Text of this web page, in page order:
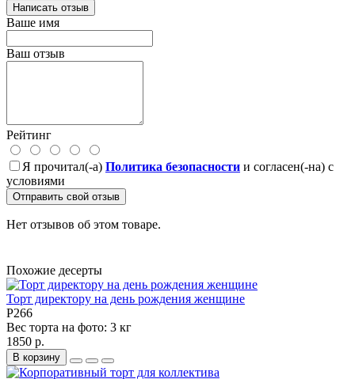
Написать отзыв
Ваше имя
Ваш отзыв
Рейтинг
Я прочитал(-а) Политика безопасности и согласен(-на) с
условиями
Отправить свой отзыв
Нет отзывов об этом товаре.
Похожие десерты
Торт директору на день рождения женщине
P266
Вес торта на фото: 3 кг
1850 р.
В корзину